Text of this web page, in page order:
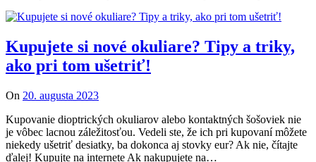
Kupujete si nové okuliare? Tipy a triky,
ako pri tom ušetriť!
On 20. augusta 2023
Kupovanie dioptrických okuliarov alebo kontaktných šošoviek nie
je vôbec lacnou záležitosťou. Vedeli ste, že ich pri kupovaní môžete
niekedy ušetriť desiatky, ba dokonca aj stovky eur? Ak nie, čítajte
ďalej! Kupujte na internete Ak nakupujete na…